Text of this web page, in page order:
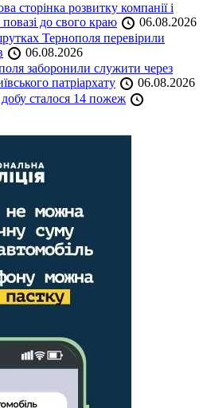
сторінка розвитку компанії і
до свого краю
06.08.2026
Тернополя перевірили
06.08.2026
заборонили служити через
патріархату
06.08.2026
сталося 14 пожеж